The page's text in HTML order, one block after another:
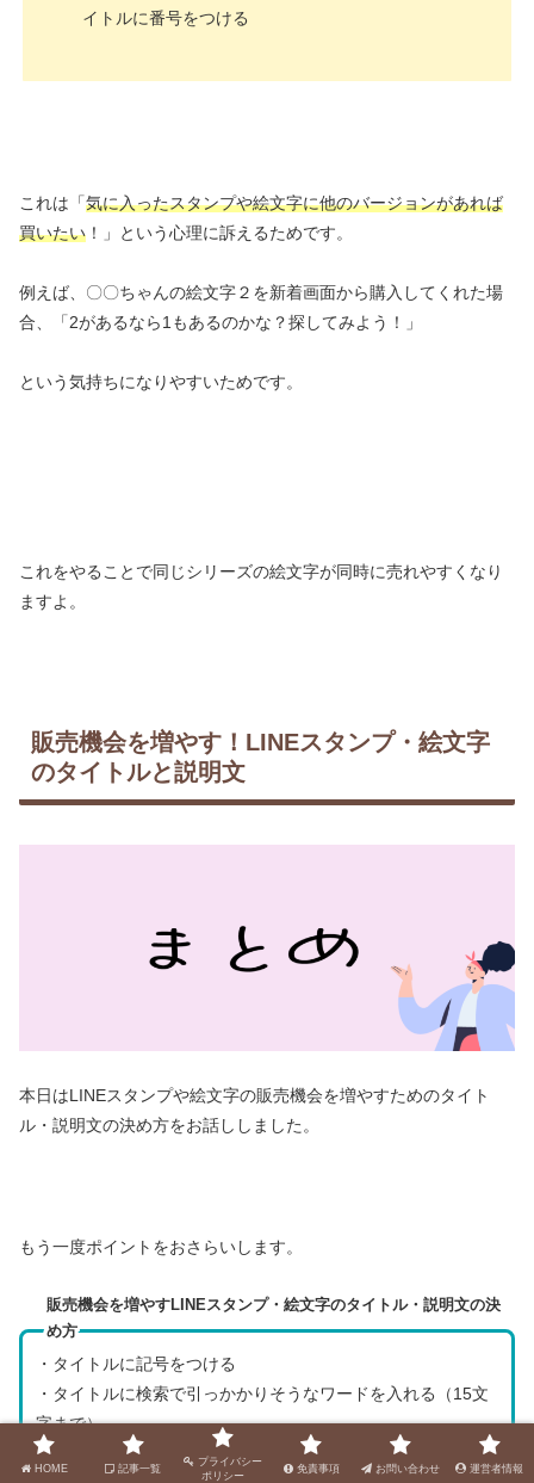
イトルに番号をつける
これは「気に入ったスタンプや絵文字に他のバージョンがあれば
買いたい ！」という心理に訴えるためです。
例えば、〇〇ちゃんの絵文字２を新着画面から購入してくれた場
合、「2があるなら1もあるのかな？探してみよう！」
という気持ちになりやすいためです。
これをやることで同じシリーズの絵文字が同時に売れやすくなり
ますよ。
販売機会を増やす！LINEスタンプ・絵文字
のタイトルと説明文
本日はLINEスタンプや絵文字の販売機会を増やすためのタイト
ル・説明文の決め方をお話ししました。
もう一度ポイントをおさらいします。
販売機会を増やすLINEスタンプ・絵文字のタイトル・説明文の決
め方
・タイトルに記号をつける
・タイトルに検索で引っかかりそうなワードを入れる（15文
字まで）
・説明文に検索で引っかかりそうなワードを入れる（イラス
HOME 記事一覧
プライバシー
ポリシー
免責事項 お問い合わせ 運営者情報